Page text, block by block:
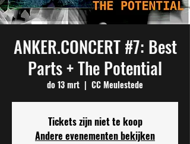
ANKER.CONCERT #7: Best
Parts + The Potential
do 13 mrt
  |
CC Meulestede
Tickets zijn niet te koop
Andere evenementen bekijken